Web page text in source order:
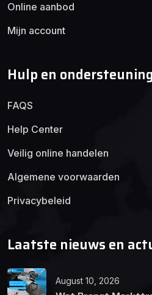
Online aanbod
Mijn account
Hulp en ondersteuning
FAQS
Help Center
Veilig online handelen
Algemene voorwaarden
Privacybeleid
Laatste nieuws en
August 10, 2026